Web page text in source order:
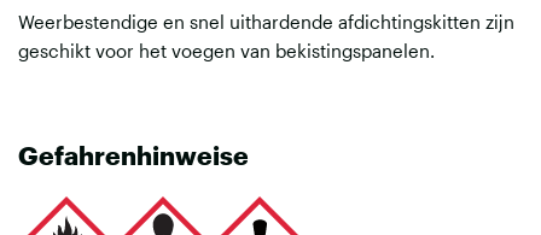
Weerbestendige en snel uithardende afdichtingskitten zijn
geschikt voor het voegen van bekistingspanelen.
Gefahrenhinweise